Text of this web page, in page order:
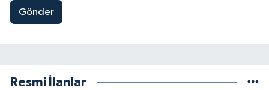
Gönder
Resmi İlanlar